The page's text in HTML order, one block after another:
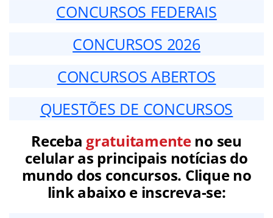
CONCURSOS FEDERAIS
CONCURSOS 2026
CONCURSOS ABERTOS
QUESTÕES DE CONCURSOS
Receba gratuitamenteno seu
celular as principais notícias do
mundo dos concursos. Clique no
link abaixo e inscreva-se: